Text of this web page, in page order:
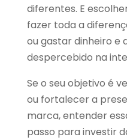
diferentes. E
fazer toda a
ou gastar dinheiro e
despercebido na
Se o seu objetivo é
ou fortalecer a
marca, entender
passo para investir